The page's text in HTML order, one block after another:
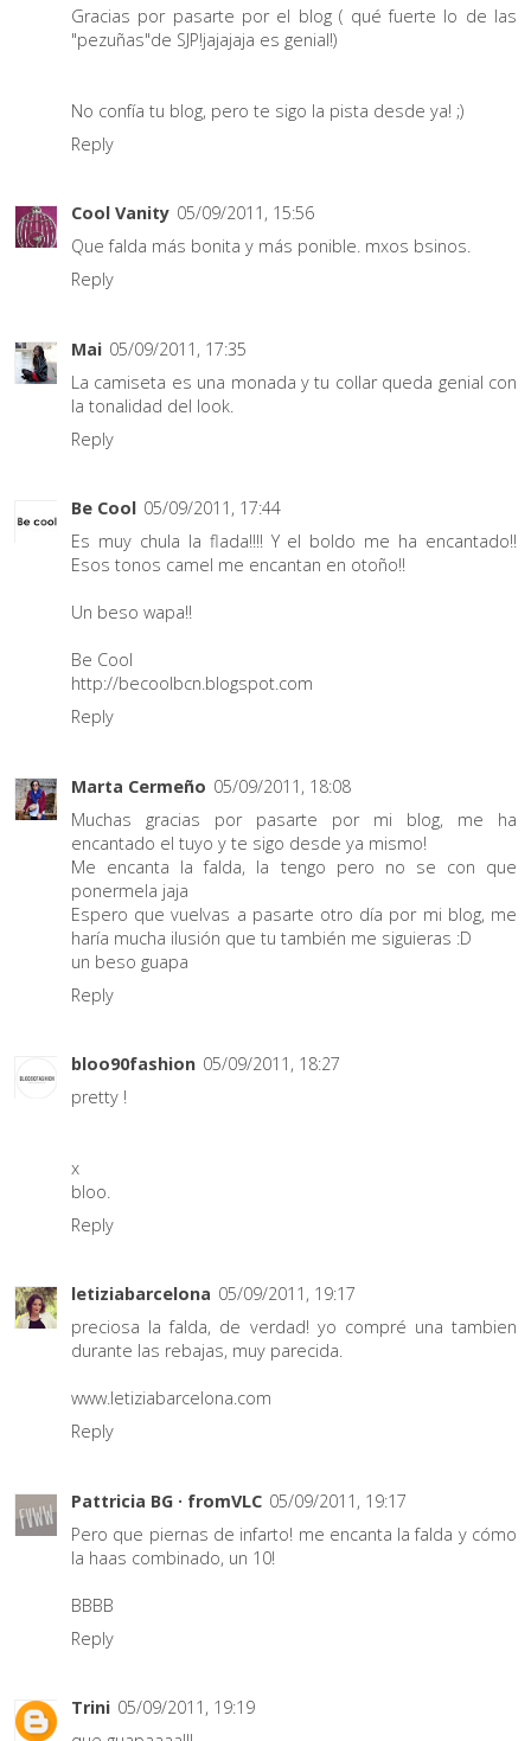
Gracias por pasarte por el blog ( qué fuerte lo de las
"pezuñas"de SJP!jajajaja es genial!)
No confía tu blog, pero te sigo la pista desde ya! ;)
Reply
Cool Vanity 05/09/2011, 15:56
Que falda más bonita y más ponible. mxos bsinos.
Reply
Mai 05/09/2011, 17:35
La camiseta es una monada y tu collar queda genial con
la tonalidad del look.
Reply
Be Cool 05/09/2011, 17:44
Es muy chula la flada!!!! Y el boldo me ha encantado!!
Esos tonos camel me encantan en otoño!!
Un beso wapa!!
Be Cool
http://becoolbcn.blogspot.com
Reply
Marta Cermeño 05/09/2011, 18:08
Muchas gracias por pasarte por mi blog, me ha
encantado el tuyo y te sigo desde ya mismo!
Me encanta la falda, la tengo pero no se con que
ponermela jaja
Espero que vuelvas a pasarte otro día por mi blog, me
haría mucha ilusión que tu también me siguieras :D
un beso guapa
Reply
bloo90fashion 05/09/2011, 18:27
pretty !
x
bloo.
Reply
letiziabarcelona 05/09/2011, 19:17
preciosa la falda, de verdad! yo compré una tambien
durante las rebajas, muy parecida.
www.letiziabarcelona.com
Reply
Pattricia BG · fromVLC 05/09/2011, 19:17
Pero que piernas de infarto! me encanta la falda y cómo
la haas combinado, un 10!
BBBB
Reply
Trini 05/09/2011, 19:19